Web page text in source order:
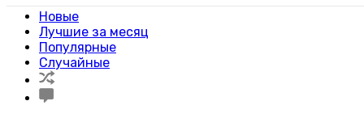
Новые
Лучшие за месяц
Популярные
Случайные